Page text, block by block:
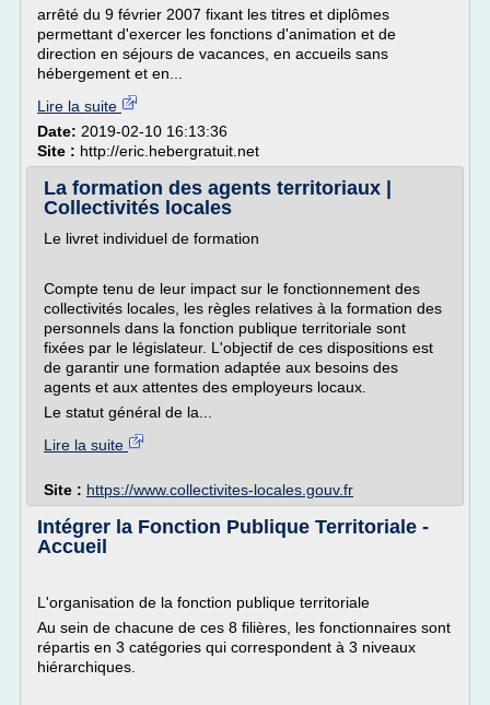
arrêté du 9 février 2007 fixant les titres et diplômes
permettant d'exercer les fonctions d'animation et de
direction en séjours de vacances, en accueils sans
hébergement et en...
Lire la suite
Date: 2019-02-10 16:13:36
Site : http://eric.hebergratuit.net
La formation des agents territoriaux |
Collectivités locales
Le livret individuel de formation
Compte tenu de leur impact sur le fonctionnement des
collectivités locales, les règles relatives à la formation des
personnels dans la fonction publique territoriale sont
fixées par le législateur. L'objectif de ces dispositions est
de garantir une formation adaptée aux besoins des
agents et aux attentes des employeurs locaux.
Le statut général de la...
Lire la suite
Site : https://www.collectivites-locales.gouv.fr
Intégrer la Fonction Publique Territoriale -
Accueil
L'organisation de la fonction publique territoriale
Au sein de chacune de ces 8 filières, les fonctionnaires sont
répartis en 3 catégories qui correspondent à 3 niveaux
hiérarchiques.